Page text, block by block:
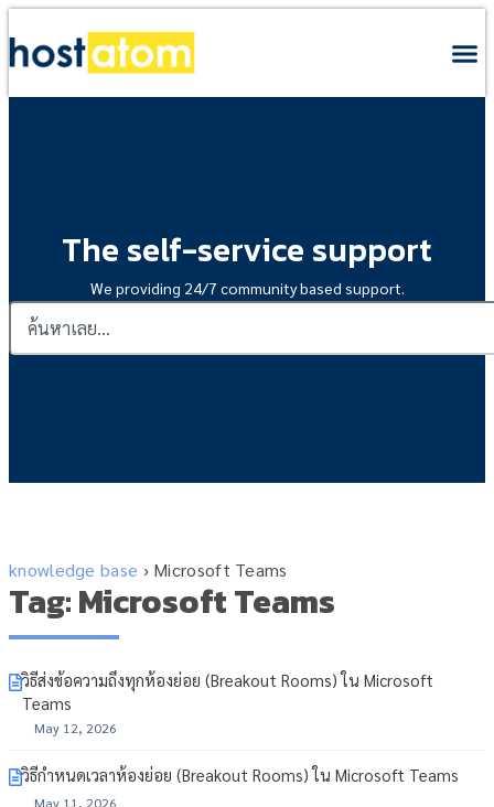
The self-service support
We providing 24/7 community based support.
knowledge base ›Microsoft Teams
Tag: Microsoft Teams
วิธีส่งข้อความถึงทุกห้องย่อย (Breakout Rooms) ใน Microsoft
Teams
May 12, 2026
วิธีกำหนดเวลาห้องย่อย (Breakout Rooms) ใน Microsoft Teams
May 11, 2026